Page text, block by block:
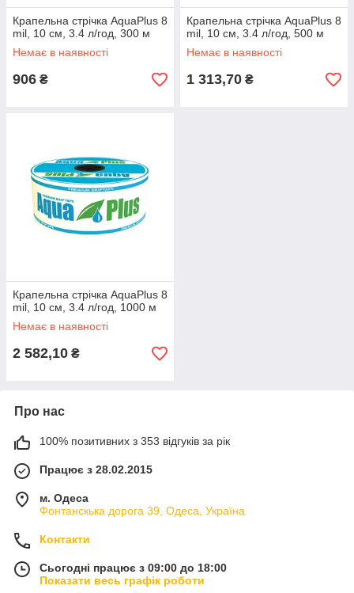
Крапельна стрічка AquaPlus 8
mil, 10 см, 3.4 л/год, 300 м
Немає в наявності
906 ₴
Крапельна стрічка AquaPlus 8
mil, 10 см, 3.4 л/год, 500 м
Немає в наявності
1 313,70 ₴
Крапельна стрічка AquaPlus 8
mil, 10 см, 3.4 л/год, 1000 м
Немає в наявності
2 582,10 ₴
Про нас
100% позитивних з 353 відгуків за рік
Працює з 28.02.2015
м. Одеса
Фонтанскька дорога 39, Одеса, Україна
Контакти
Сьогодні працює з 09:00 до 18:00
Показати весь графік роботи